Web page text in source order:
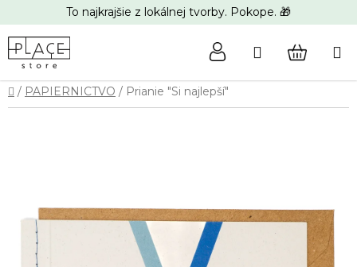
na
obsah
To najkrajšie z lokálnej tvorby. Pokope. 🎁
Hľadať
Domov
/ PAPIERNICTVO / Prianie "Si najlepší"